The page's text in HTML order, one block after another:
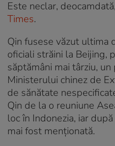
Este neclar,
Times.
Qin fusese văzut ultima
oficiali străini la Beijing,
săptămâni mai târziu,
Ministerului chinez de
de sănătate
Qin de la o reuniune
loc în Indonezia, iar
mai fost menționată.